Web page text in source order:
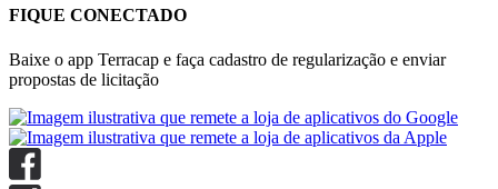
FIQUE CONECTADO
Baixe o app Terracap e faça cadastro de regularização e enviar
propostas de licitação